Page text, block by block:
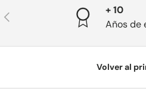
Anterior
+ 10
Años de
Volver al